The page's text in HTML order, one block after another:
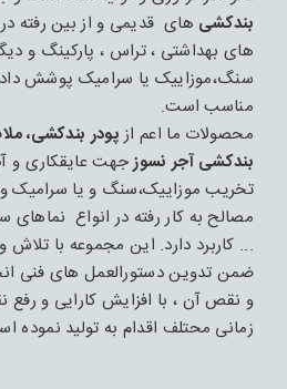
بندکشی های قدیمی و از بین رفته
های بهداشتی ، تراس ، پارکینگ و
سنگ،موزاییک یا سرامیک پوشش
مناسب است.
محصولات ما اعم ازپودر بندکشی،
بندکشی آجر نسوزجهت عایقکاری و
تخریب موزاییک،سنگ و یا
مصالح به کار رفته در انواع
... کاربرد دارد. این مجموعه با
ضمن تدوین دستورالعمل های فنی
و نقص آن ، با افزایش کارایی و
زمانی محتلف اقدام به تولید نموده